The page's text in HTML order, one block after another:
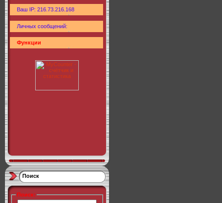
Ваш IP: 216.73.216.168
Личных сообщений:
Функции
Поиск
Поиск: